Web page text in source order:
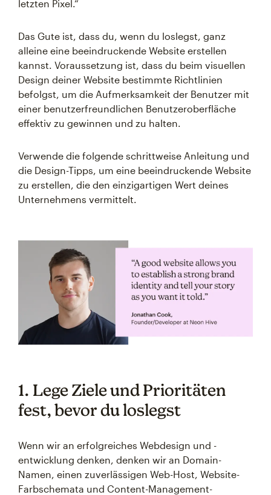
letzten Pixel.“
Das Gute ist, dass du, wenn du loslegst, ganz
alleine eine beeindruckende Website erstellen
kannst. Voraussetzung ist, dass du beim visuellen
Design deiner Website bestimmte Richtlinien
befolgst, um die Aufmerksamkeit der Benutzer mit
einer benutzerfreundlichen Benutzeroberfläche
effektiv zu gewinnen und zu halten.
Verwende die folgende schrittweise Anleitung und
die Design-Tipps, um eine beeindruckende Website
zu erstellen, die den einzigartigen Wert deines
Unternehmens vermittelt.
1. Lege Ziele und Prioritäten
fest, bevor du loslegst
Wenn wir an erfolgreiches Webdesign und -
entwicklung denken, denken wir an Domain-
Namen, einen zuverlässigen Web-Host, Website-
Farbschemata und Content-Management-